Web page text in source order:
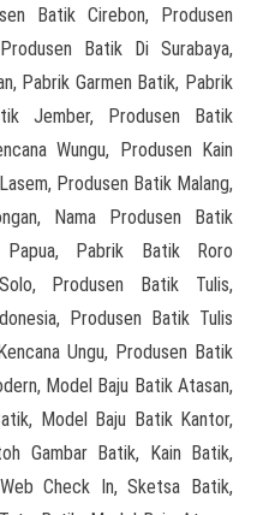
Batik Cirebon, Produsen
Batik Di Surabaya,
Pabrik Garmen Batik, Pabrik
Jember, Produsen Batik
Wungu, Produsen Kain
Produsen Batik Malang,
Nama Produsen Batik
Papua, Pabrik Batik Roro
Produsen Batik Tulis,
Produsen Batik Tulis
Ungu, Produsen Batik
Model Baju Batik Atasan,
Model Baju Batik Kantor,
Gambar Batik, Kain Batik,
Check In, Sketsa Batik,